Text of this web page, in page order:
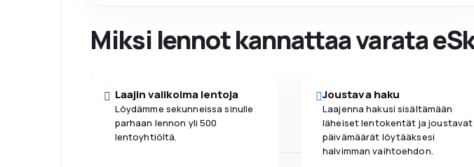
Miksi lennot kannattaa varata
Laajin valikoima lentoja
Löydämme sekunneissa sinulle
parhaan lennon yli 500
lentoyhtiöltä.
Joustava haku
Laajenna hakusi sisältämään
läheiset lentokentät ja joustavat
päivämäärät löytääksesi
halvimman vaihtoehdon.